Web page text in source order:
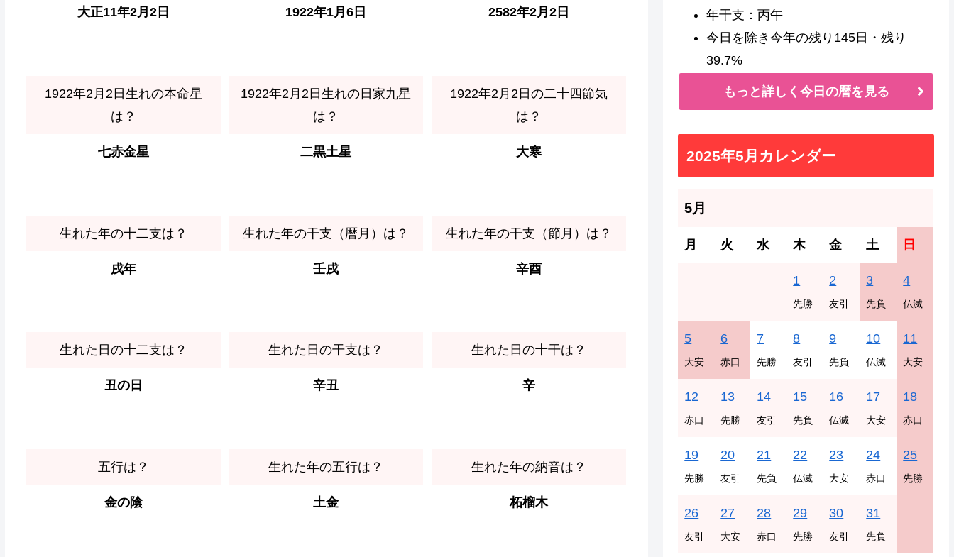
大正11年2月2日 1922年1月6日 2582年2月2日
1922年2月2日生れの本命星
は？
七赤金星
1922年2月2日生れの日家九星
は？
二黒土星
1922年2月2日の二十四節気
は？
大寒
生れた年の十二支は？
戌年
生れた年の干支（暦月）は？
壬戌
生れた年の干支（節月）は？
辛酉
生れた日の十二支は？
丑の日
生れた日の干支は？
辛丑
生れた日の十干は？
辛
五行は？
金の陰
生れた年の五行は？
土金
生れた年の納音は？
柘榴木
年干支：丙午
今日を除き今年の残り145日・残り
39.7%
もっと詳しく今日の暦を見る
2025年5月カレンダー
5月
月 火 水 木 金 土 日
1
先勝
2
友引
3
先負
4
仏滅
5
大安
6
赤口
7
先勝
8
友引
9
先負
10
仏滅
11
大安
12
赤口
13
先勝
14
友引
15
先負
16
仏滅
17
大安
18
赤口
19
先勝
20
友引
21
先負
22
仏滅
23
大安
24
赤口
25
先勝
26
友引
27
大安
28
赤口
29
先勝
30
友引
31
先負